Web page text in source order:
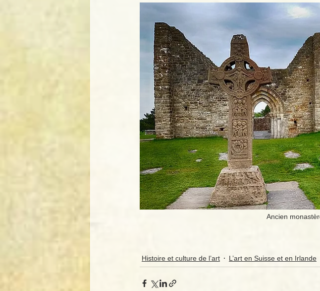
Ancien
Histoire et culture de l’art L’art en Suisse et en Irlande